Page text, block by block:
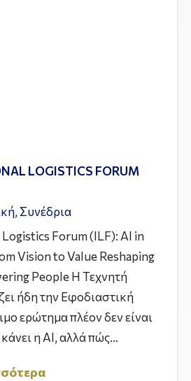
LOGISTICS FORUM
, Συνέδρια
Forum (ILF): AI in
Vision to Value Reshaping
People Η Τεχνητή
ήδη την Εφοδιαστική
ερώτημα πλέον δεν είναι
η AI, αλλά πώς...